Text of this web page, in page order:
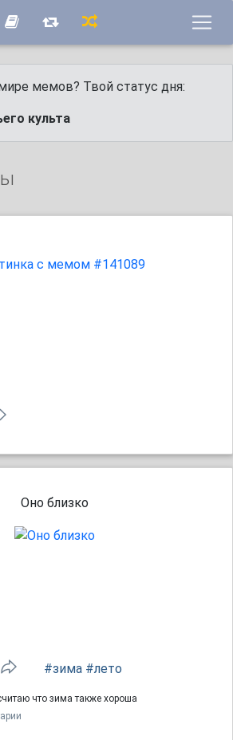
мемов? Твой статус дня:
культа
Оно близко
#зима #лето
что зима также хороша